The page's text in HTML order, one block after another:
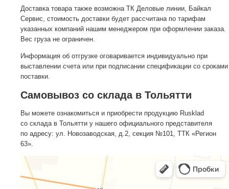
Доставка товара также возможна ТК Деловые линии, Байкал
Сервис, стоимость доставки будет рассчитана по тарифам
указанных компаний нашим менеджером при оформлении заказа.
Вес груза не ограничен.
Информация об отгрузке оговаривается индивидуально при
выставлении счета или при подписании спецификации со сроками
поставки.
Самовывоз со склада в Тольятти
Вы можете ознакомиться и приобрести продукцию Rusklad
со склада в Тольятти у нашего официального представителя
по адресу: ул. Новозаводская, д.2, секция №101, ТТК «Регион
63».